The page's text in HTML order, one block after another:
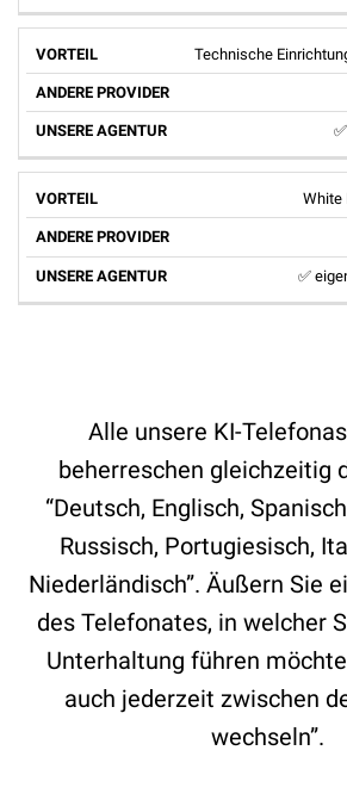
Technische
White
✅
Alle unsere KI-
beherreschen gleichzeitig
“Deutsch, Englisch,
Russisch, Portugiesisch,
Niederländisch”. Äußern Sie
des Telefonates, in welcher
Unterhaltung führen
auch jederzeit zwischen
wechseln”.